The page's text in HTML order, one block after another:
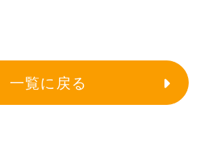
一覧に戻る